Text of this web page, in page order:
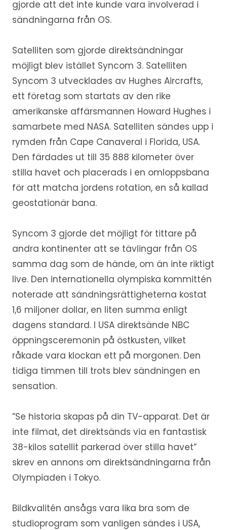
gjorde att det inte kunde vara involverad i
sändningarna från OS.
Satelliten som gjorde direktsändningar
möjligt blev istället Syncom 3. Satelliten
Syncom 3 utvecklades av Hughes Aircrafts,
ett företag som startats av den rike
amerikanske affärsmannen Howard Hughes i
samarbete med NASA. Satelliten sändes upp i
rymden från Cape Canaveral i Florida, USA.
Den färdades ut till 35 888 kilometer över
stilla havet och placerads i en omloppsbana
för att matcha jordens rotation, en så kallad
geostationär bana.
Syncom 3 gjorde det möjligt för tittare på
andra kontinenter att se tävlingar från OS
samma dag som de hände, om än inte riktigt
live. Den internationella olympiska kommittén
noterade att sändningsrättigheterna kostat
1,6 miljoner dollar, en liten summa enligt
dagens standard. I USA direktsände NBC
öppningsceremonin på östkusten, vilket
råkade vara klockan ett på morgonen. Den
tidiga timmen till trots blev sändningen en
sensation.
”Se historia skapas på din TV-apparat. Det är
inte filmat, det direktsänds via en fantastisk
38-kilos satellit parkerad över stilla havet”
skrev en annons om direktsändningarna från
Olympiaden i Tokyo.
Bildkvalitén ansågs vara lika bra som de
studioprogram som vanligen sändes i USA,